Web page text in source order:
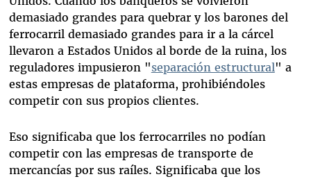
demasiado grandes para quebrar y los barones del
ferrocarril demasiado grandes para ir a la cárcel
llevaron a Estados Unidos al borde de la ruina, los
reguladores impusieron "separación estructural" a
estas empresas de plataforma, prohibiéndoles
competir con sus propios clientes.
Eso significaba que los ferrocarriles no podían
competir con las empresas de transporte de
mercancías por sus raíles. Significaba que los